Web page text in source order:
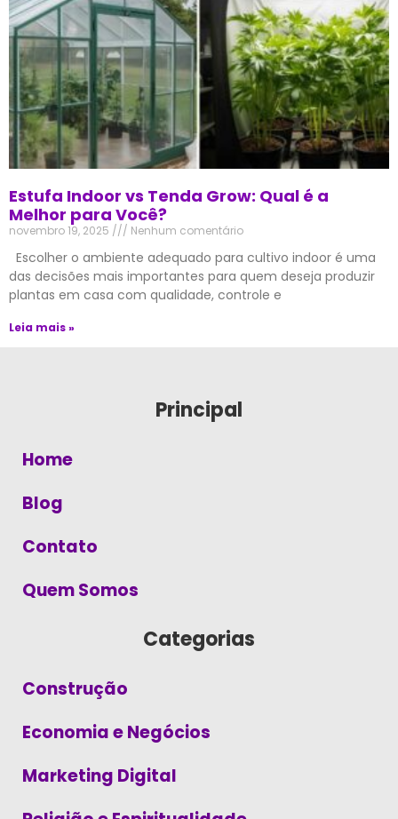
Estufa Indoor vs Tenda Grow: Qual é a
Melhor para Você?
novembro 19, 2025 Nenhum comentário
Escolher o ambiente adequado para cultivo indoor é uma
das decisões mais importantes para quem deseja produzir
plantas em casa com qualidade, controle e
Leia mais »
Principal
Home
Blog
Contato
Quem Somos
Categorias
Construção
Economia e Negócios
Marketing Digital